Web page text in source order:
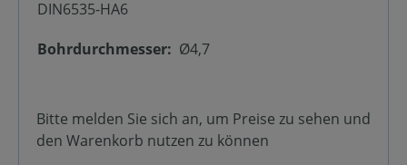
DIN6535-HA6
Bohrdurchmesser: Ø4,7
Bitte melden Sie sich an, um Preise zu sehen und
den Warenkorb nutzen zu können